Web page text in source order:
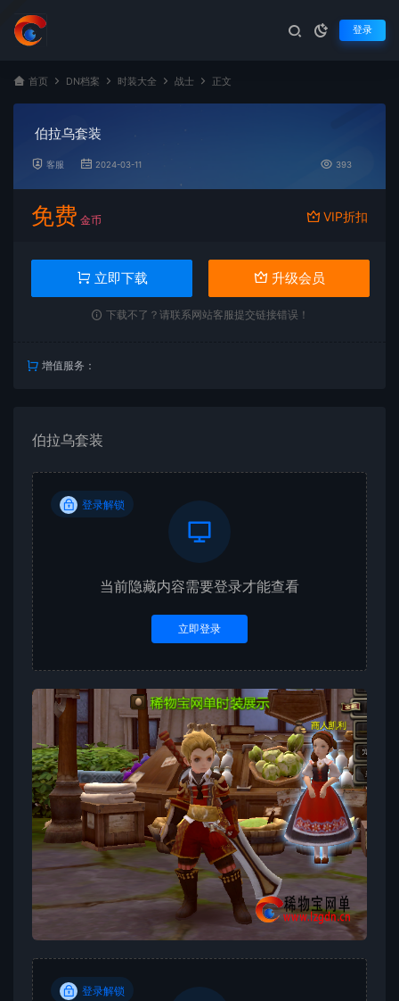
登录
首页 DN档案 时装大全 战士 正文
伯拉乌套装
客服 2024-03-11 393
免费 金币 VIP折扣
立即下载 升级会员
下载不了？请联系网站客服提交链接错误！
增值服务：
伯拉乌套装
登录解锁
当前隐藏内容需要登录才能查看
立即登录
登录解锁